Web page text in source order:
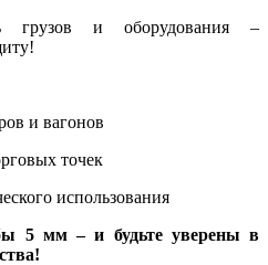
грузов и оборудования –
и вагонов
точек
использования
5 мм – и будьте уверены в